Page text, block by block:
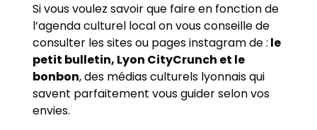
Si vous voulez savoir que faire en fonction de
l’agenda culturel local on vous conseille de
consulter les sites ou pages instagram de : le
petit bulletin, Lyon CityCrunch et le
bonbon, des médias culturels lyonnais qui
savent parfaitement vous guider selon vos
envies.